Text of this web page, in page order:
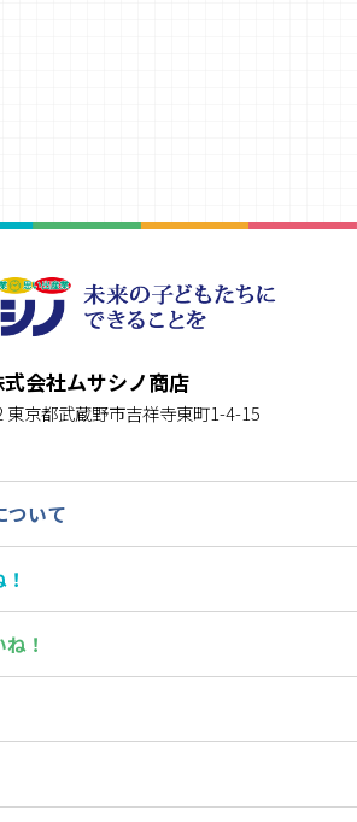
会社ムサシノ商店
東京都武蔵野市吉祥寺東町1-4-15
ついて
！